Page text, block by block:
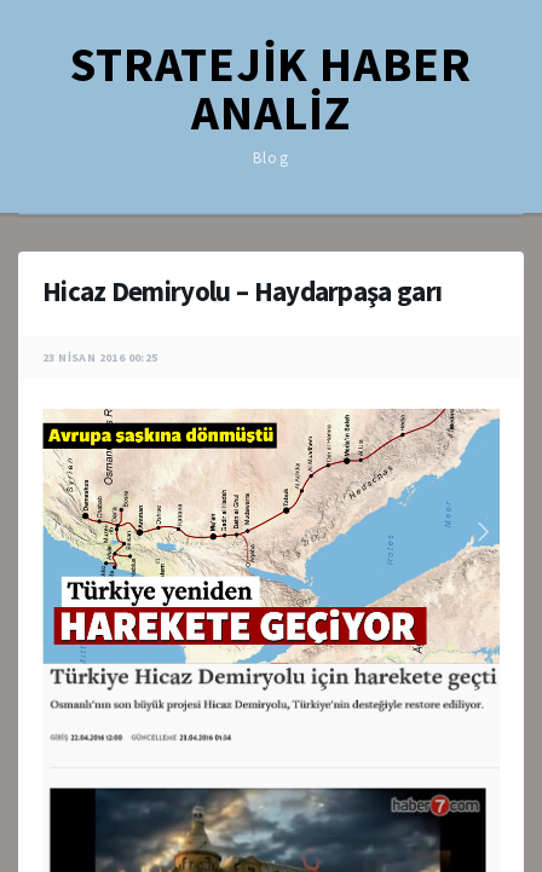
STRATEJİK HABER
ANALİZ
Blog
Hicaz Demiryolu – Haydarpaşa garı
23 NISAN 2016 00:25